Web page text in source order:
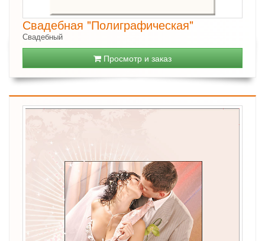
Свадебная "Полиграфическая"
Свадебный
Просмотр и заказ